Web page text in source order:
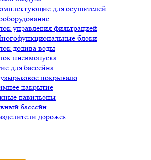
для осушителей
управления фильтрацией
блоки
долива воды
пневмопуска
для бассейна
покрывало
накрытие
павильоны
бассейн
дорожек